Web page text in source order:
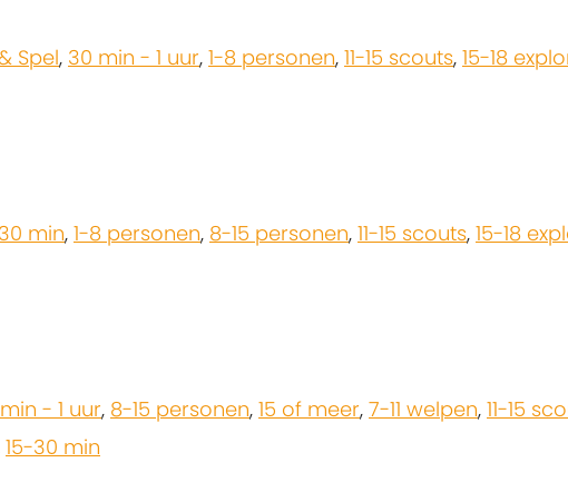
Spel, 30 min - 1 uur, 1-8 personen, 11-15 scouts, 15-18
min, 1-8 personen, 8-15 personen, 11-15 scouts, 15-18
- 1 uur, 8-15 personen, 15 of meer, 7-11 welpen, 11-15
15-30 min